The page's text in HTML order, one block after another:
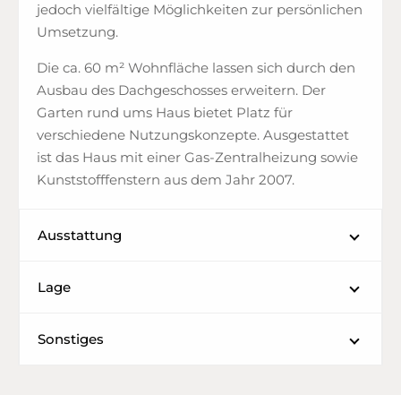
jedoch vielfältige Möglichkeiten zur persönlichen
Umsetzung.
Die ca. 60 m² Wohnfläche lassen sich durch den
Ausbau des Dachgeschosses erweitern. Der
Garten rund ums Haus bietet Platz für
verschiedene Nutzungskonzepte. Ausgestattet
ist das Haus mit einer Gas-Zentralheizung sowie
Kunststofffenstern aus dem Jahr 2007.
Ausstattung
Lage
Sonstiges